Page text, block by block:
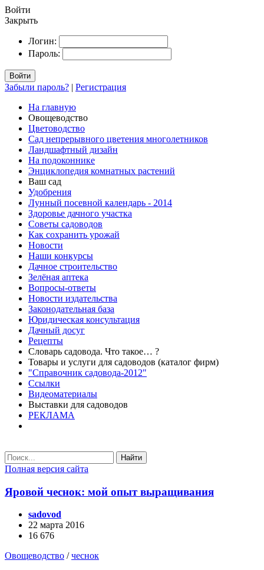
Войти
Закрыть
Логин:
Пароль:
Войти
Забыли пароль? | Регистрация
На главную
Овощеводство
Цветоводство
Сад непрерывного цветения многолетников
Ландшафтный дизайн
На подоконнике
Энциклопедия комнатных растений
Ваш сад
Удобрения
Лунный посевной календарь - 2014
Здоровье дачного участка
Советы садоводов
Как сохранить урожай
Новости
Наши конкурсы
Дачное строительство
Зелёная аптека
Вопросы-ответы
Новости издательства
Законодательная база
Юридическая консультация
Дачный досуг
Рецепты
Словарь садовода. Что такое… ?
Товары и услуги для садоводов (каталог фирм)
"Справочник садовода-2012"
Ссылки
Видеоматериалы
Выставки для садоводов
РЕКЛАМА
Найти
Полная версия сайта
Яровой чеснок: мой опыт выращивания
sadovod
22 марта 2016
16 676
Овощеводство /чеснок